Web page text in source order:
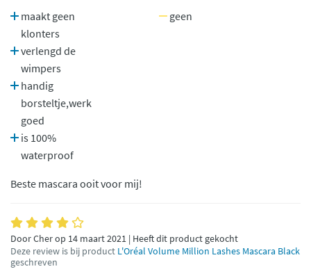
maakt geen
klonters
verlengd de
wimpers
handig
borsteltje,werk
goed
is 100%
waterproof
geen
Beste mascara ooit voor mij!
Door Cher op 14 maart 2021 | Heeft dit product gekocht
Deze review is bij product L'Oréal Volume Million Lashes Mascara Black
geschreven